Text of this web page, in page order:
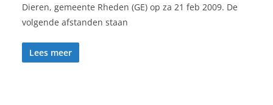
Dieren, gemeente Rheden (GE) op za 21 feb 2009. De
volgende afstanden staan
Lees meer